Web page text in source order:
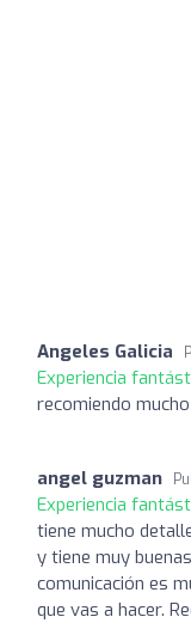
Angeles Galicia
Experiencia
recomiendo mucho
angel guzman
Experiencia
tiene mucho
y tiene muy
comunicación es
que vas a hacer.